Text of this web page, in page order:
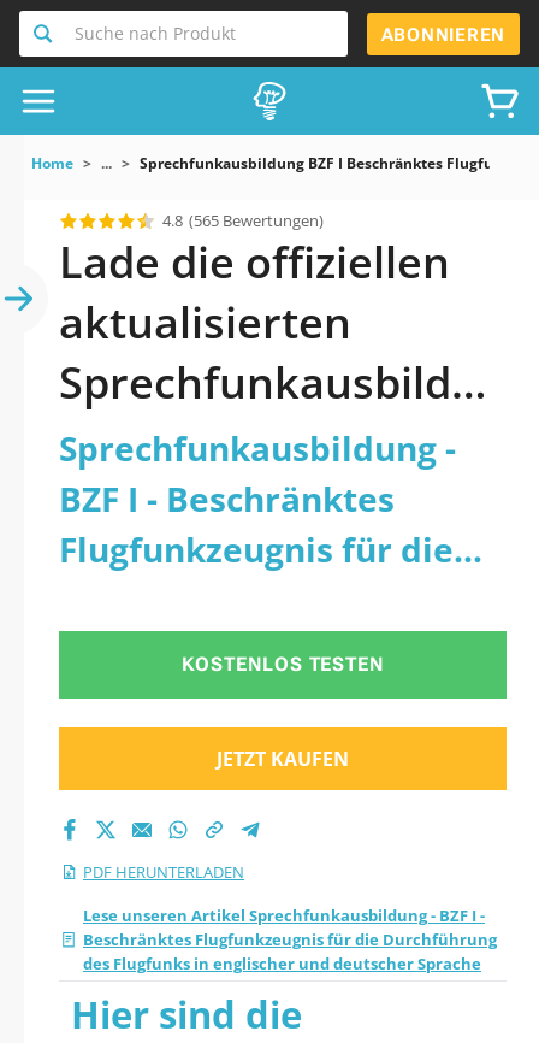
Suche nach Produkt ABONNIEREN
Home ... Sprechfunkausbildung BZF I Beschränktes
4.8 (565 Bewertungen)
Lade die offiziellen
aktualisierten
Sprechfunkausbildun
g - BZF I -
Beschränktes
Flugfunkzeugnis für
die Durchführung
des Flugfunks in
englischer und
deutscher Sprache
Quiz 2026 PDF
herunter
Sprechfunkausbildung -
BZF I - Beschränktes
Flugfunkzeugnis für die
Flugfunks in englischer
und deutscher Sprache -
KOSTENLOS TESTEN
JETZT KAUFEN
PDF HERUNTERLADEN
Lese unseren Artikel Sprechfunkausbildung - BZF I -
Beschränktes Flugfunkzeugnis für die Durchführung
des Flugfunks in englischer und deutscher Sprache
Hier sind die